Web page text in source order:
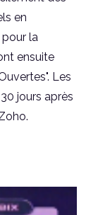
en
la
ensuite
Les
jours après